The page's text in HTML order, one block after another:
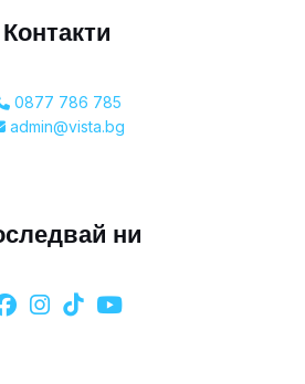
Контакти
0877 786 785
admin@vista.bg
ни